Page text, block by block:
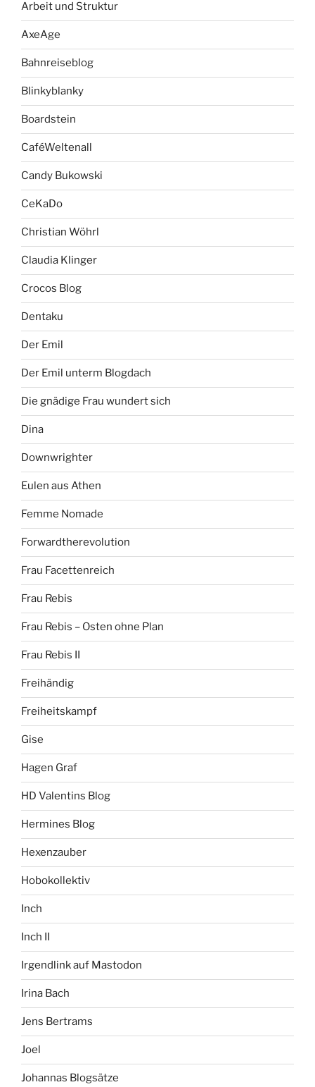
Arbeit und Struktur
AxeAge
Bahnreiseblog
Blinkyblanky
Boardstein
CaféWeltenall
Candy Bukowski
CeKaDo
Christian Wöhrl
Claudia Klinger
Crocos Blog
Dentaku
Der Emil
Der Emil unterm Blogdach
Die gnädige Frau wundert sich
Dina
Downwrighter
Eulen aus Athen
Femme Nomade
Forwardtherevolution
Frau Facettenreich
Frau Rebis
Frau Rebis – Osten ohne Plan
Frau Rebis II
Freihändig
Freiheitskampf
Gise
Hagen Graf
HD Valentins Blog
Hermines Blog
Hexenzauber
Hobokollektiv
Inch
Inch II
Irgendlink auf Mastodon
Irina Bach
Jens Bertrams
Joel
Johannas Blogsätze